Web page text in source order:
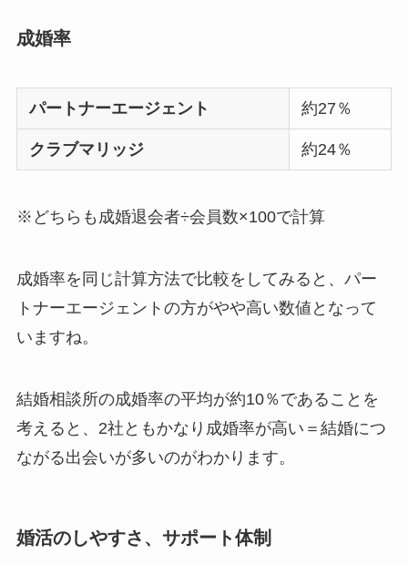
成婚率
パートナーエージェント 約27％
クラブマリッジ 約24％
※どちらも成婚退会者÷会員数×100で計算
成婚率を同じ計算方法で比較をしてみると、パー
トナーエージェントの方がやや高い数値となって
いますね。
結婚相談所の成婚率の平均が約10％であることを
考えると、2社ともかなり成婚率が高い＝結婚につ
ながる出会いが多いのがわかります。
婚活のしやすさ、サポート体制